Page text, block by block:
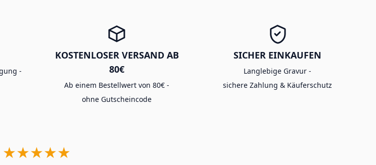
-
KOSTENLOSER VERSAND AB
80€
Ab einem Bestellwert von 80€ -
ohne Gutscheincode
SICHER EINKAUFEN
Langlebige Gravur -
sichere Zahlung & Käuferschutz
★★★★★